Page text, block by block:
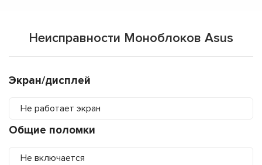
Неисправности Моноблоков Asus
Экран/дисплей
Не работает экран
Общие поломки
Не включается